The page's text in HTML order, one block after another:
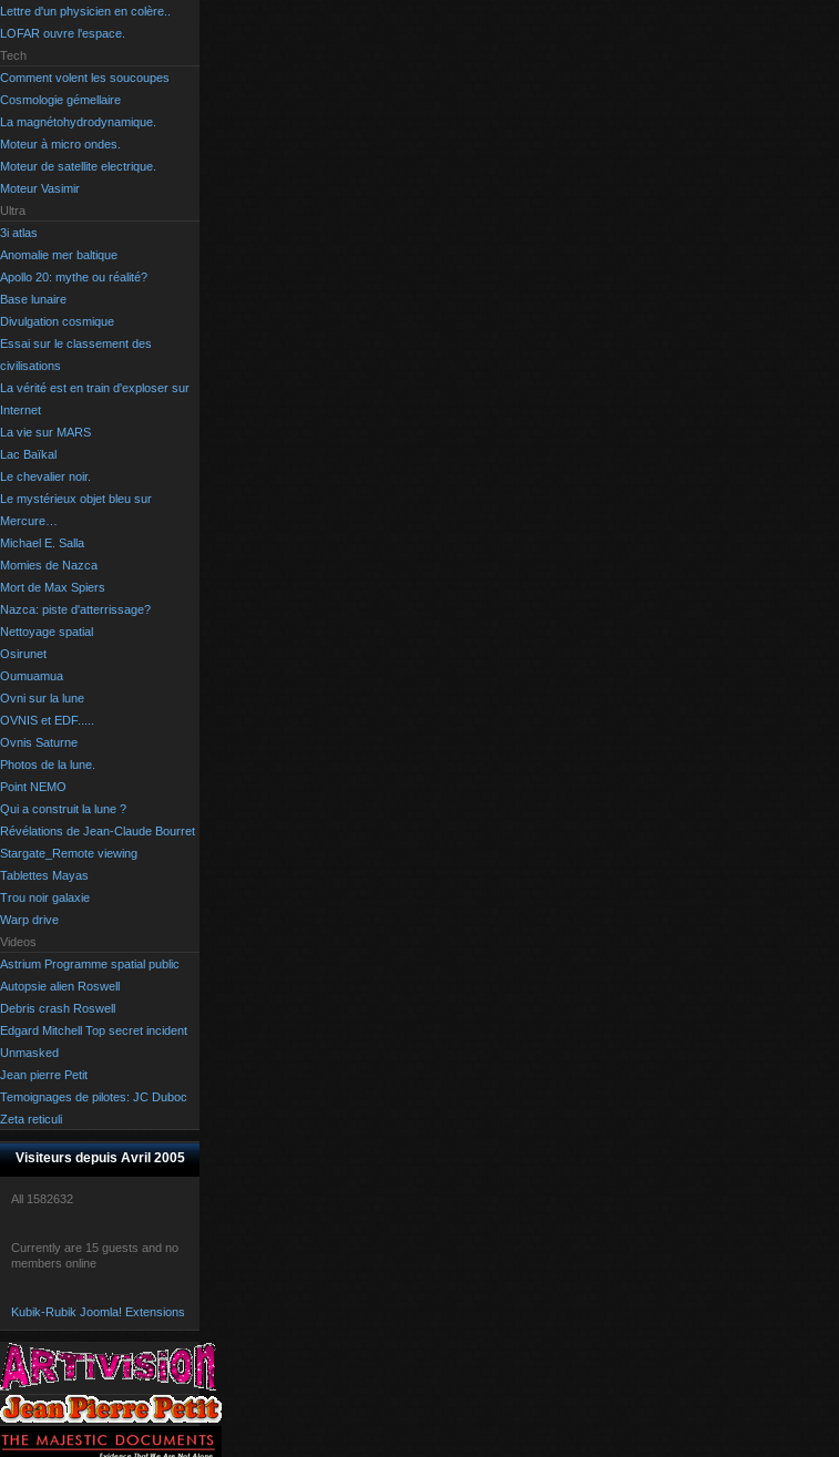
Lettre d'un physicien en colère..
LOFAR ouvre l'espace.
Tech
Comment volent les soucoupes
Cosmologie gémellaire
La magnétohydrodynamique.
Moteur à micro ondes.
Moteur de satellite electrique.
Moteur Vasimir
Ultra
3i atlas
Anomalie mer baltique
Apollo 20: mythe ou réalité?
Base lunaire
Divulgation cosmique
Essai sur le classement des
civilisations
La vérité est en train d'exploser sur
Internet
La vie sur MARS
Lac Baïkal
Le chevalier noir.
Le mystérieux objet bleu sur
Mercure…
Michael E. Salla
Momies de Nazca
Mort de Max Spiers
Nazca: piste d'atterrissage?
Nettoyage spatial
Osirunet
Oumuamua
Ovni sur la lune
OVNIS et EDF.....
Ovnis Saturne
Photos de la lune.
Point NEMO
Qui a construit la lune ?
Révélations de Jean-Claude Bourret
Stargate_Remote viewing
Tablettes Mayas
Trou noir galaxie
Warp drive
Videos
Astrium Programme spatial public
Autopsie alien Roswell
Debris crash Roswell
Edgard Mitchell Top secret incident
Unmasked
Jean pierre Petit
Temoignages de pilotes: JC Duboc
Zeta reticuli
Visiteurs depuis Avril 2005
All 1582632
Currently are 15 guests and no
members online
Kubik-Rubik Joomla! Extensions